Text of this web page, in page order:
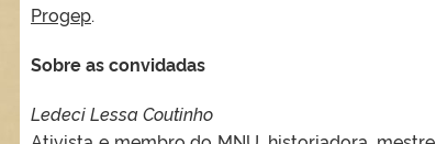
Progep.
Sobre as convidadas
Ledeci Lessa Coutinho